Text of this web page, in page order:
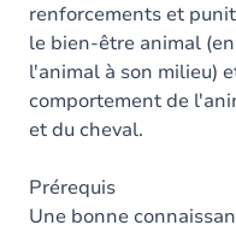
renforcements et
le bien-être animal
l'animal à son milieu)
comportement de
et du cheval.
Prérequis
Une bonne